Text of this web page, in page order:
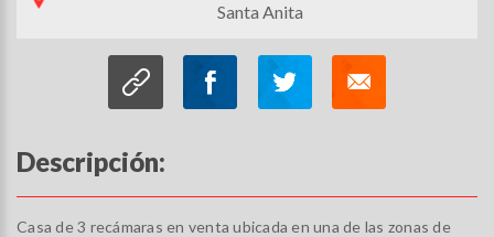
Santa Anita
Descripción:
Casa de 3 recámaras en venta ubicada en una de las zonas de